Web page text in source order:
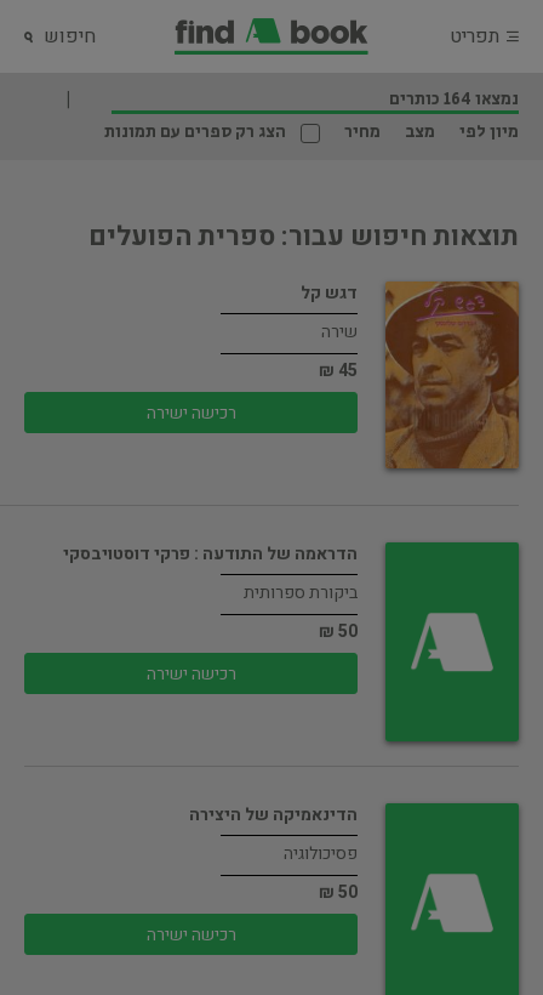
תפריט חיפוש
נמצאו 164 כותרים
מיון לפי
מצב מחיר הצג רק ספרים עם תמונות
תוצאות חיפוש עבור: ספרית הפועלים
דגש קל
שירה
45 ₪
רכישה ישירה
הדראמה של התודעה : פרקי דוסטויבסקי
ביקורת ספרותית
50 ₪
רכישה ישירה
הדינאמיקה של היצירה
פסיכולוגיה
50 ₪
רכישה ישירה